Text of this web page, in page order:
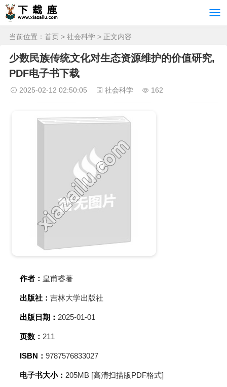
当前位置： 首页 > 社会科学 > 正文内容
少数民族传统文化对生态资源维护的价值研究,
PDF电子书下载
2025-02-12 02:50:05 社会科学 162
作者： 皇甫睿著
出版社： 吉林大学出版社
出版日期： 2025-01-01
页数： 211
ISBN： 9787576833027
电子书大小： 205MB [高清扫描版PDF格式]